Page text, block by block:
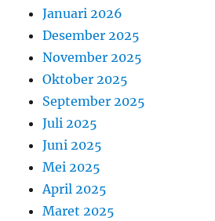
Januari 2026
Desember 2025
November 2025
Oktober 2025
September 2025
Juli 2025
Juni 2025
Mei 2025
April 2025
Maret 2025